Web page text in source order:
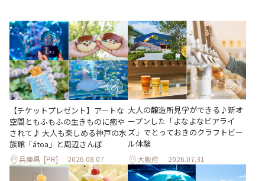
【チケットプレゼント】アートな
空間ともふもふの生きものに癒や
されて♪ 大人も楽しめる神戸の水
族館「átoa」と周辺さんぽ
兵庫県 [PR] 2026.08.07
大人の醸造所見学ができる♪新オ
ープンした「よなよなビアライ
ズ」でとっておきのクラフトビー
ル体験
大阪府 2026.07.31